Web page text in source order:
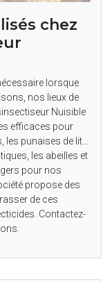
chez
lorsque
nos lieux de
Nuisible
efficaces pour
punaises de lit…
les abeilles et
pour nos
propose des
de ces
Contactez-